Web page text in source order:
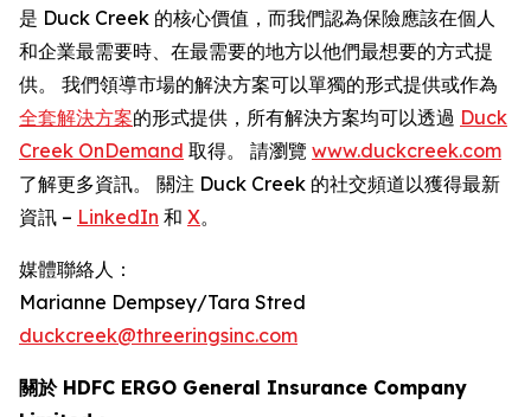
是 Duck Creek 的核心價值，而我們認為保險應該在個人
和企業最需要時、在最需要的地方以他們最想要的方式提
供。 我們領導市場的解決方案可以單獨的形式提供或作為
全套解決方案的形式提供，所有解決方案均可以透過 Duck
Creek OnDemand 取得。 請瀏覽 www.duckcreek.com
了解更多資訊。 關注 Duck Creek 的社交頻道以獲得最新
資訊 – LinkedIn 和 X。
媒體聯絡人：
Marianne Dempsey/Tara Stred
duckcreek@threeringsinc.com
關於 HDFC ERGO General Insurance Company